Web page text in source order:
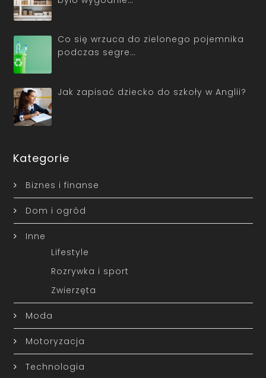
Co się wrzuca do zielonego pojemnika
podczas segre…
Jak zapisać dziecko do szkoły w Anglii?
Kategorie
Biznes i finanse
Dom i ogród
Inne
Lifestyle
Rozrywka i sport
Zwierzęta
Moda
Motoryzacja
Technologia